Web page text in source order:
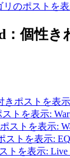
リのポストを
：個性き
きポストを表示
トを表示:
ストを表示:
ストを表示:
トを表示: Live